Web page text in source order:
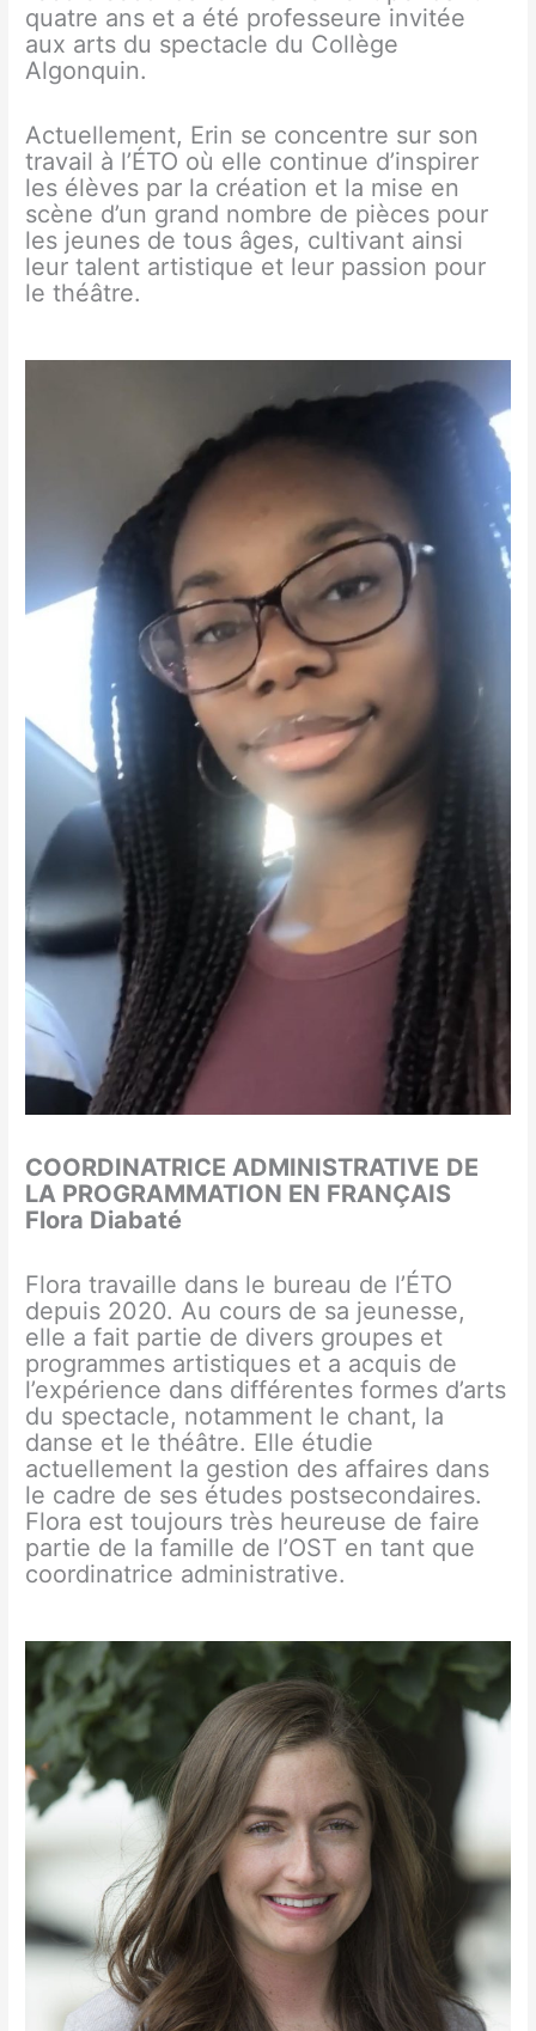
quatre ans et a été professeure invitée
aux arts du spectacle du Collège
Algonquin.
Actuellement, Erin se concentre sur son
travail à l’ÉTO où elle continue d’inspirer
les élèves par la création et la mise en
scène d’un grand nombre de pièces pour
les jeunes de tous âges, cultivant ainsi
leur talent artistique et leur passion pour
le théâtre.
COORDINATRICE ADMINISTRATIVE DE
LA PROGRAMMATION EN FRANÇAIS
Flora Diabaté
Flora travaille dans le bureau de l’ÉTO
depuis 2020. Au cours de sa jeunesse,
elle a fait partie de divers groupes et
programmes artistiques et a acquis de
l’expérience dans différentes formes d’arts
du spectacle, notamment le chant, la
danse et le théâtre. Elle étudie
actuellement la gestion des affaires dans
le cadre de ses études postsecondaires.
Flora est toujours très heureuse de faire
partie de la famille de l’OST en tant que
coordinatrice administrative.